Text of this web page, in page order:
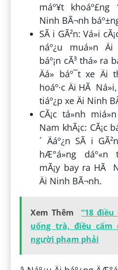
máº¥t khoáº£ng
Ninh BÃ¬nh báº±ng
SÃ i GÃ²n: Vá»i
náº¿u muá»n
báº¡n cÃ³ thá» ra
Äá» báº¯t xe
hoáº·c Äi HÃ
tiáº¿p xe Äi Ninh
CÃ¡c tá»nh
Nam khÃ¡c: CÃ¡c
´ Äáº¿n SÃ i
hÆ°á»ng dáº«n
mÃ¡y bay ra HÃ
Äi Ninh BÃ¬nh.
Xem Thêm
“18
uống trà, điều cấm
người phạm phải